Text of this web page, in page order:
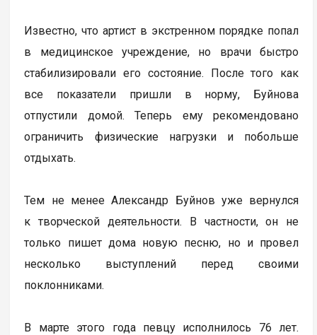
Известно, что артист в экстренном порядке попал
в медицинское учреждение, но врачи быстро
стабилизировали его состояние. После того как
все показатели пришли в норму, Буйнова
отпустили домой. Теперь ему рекомендовано
ограничить физические нагрузки и побольше
отдыхать.
Тем не менее Александр Буйнов уже вернулся
к творческой деятельности. В частности, он не
только пишет дома новую песню, но и провел
несколько выступлений перед своими
поклонниками.
В марте этого года певцу исполнилось 76 лет.